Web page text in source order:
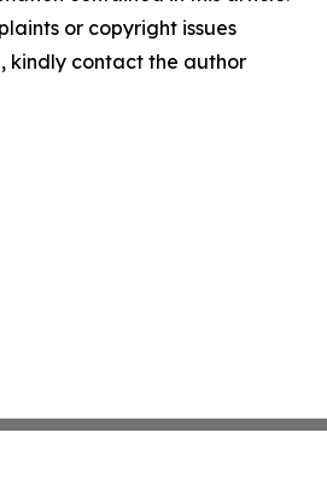
or copyright issues
kindly contact the author